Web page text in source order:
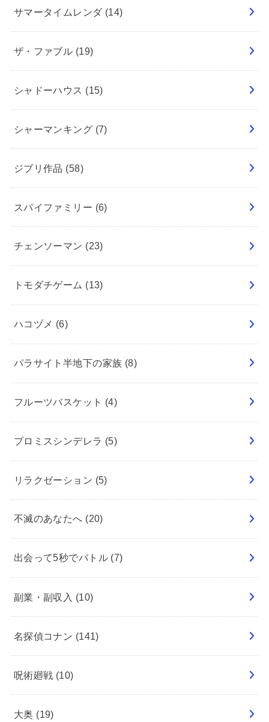
サマータイムレンダ (14)
ザ・ファブル (19)
シャドーハウス (15)
シャーマンキング (7)
ジブリ作品 (58)
スパイファミリー (6)
チェンソーマン (23)
トモダチゲーム (13)
ハコヅメ (6)
パラサイト半地下の家族 (8)
フルーツバスケット (4)
プロミスシンデレラ (5)
リラクゼーション (5)
不滅のあなたへ (20)
出会って5秒でバトル (7)
副業・副収入 (10)
名探偵コナン (141)
呪術廻戦 (10)
大奥 (19)